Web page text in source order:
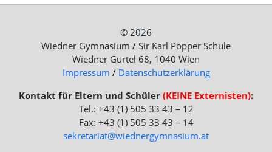
© 2026
Wiedner Gymnasium / Sir Karl Popper Schule
Wiedner Gürtel 68, 1040 Wien
Impressum / Datenschutzerklärung
Kontakt für Eltern und Schüler (KEINE Externisten):
Tel.: +43 (1) 505 33 43 – 12
Fax: +43 (1) 505 33 43 – 14
sekretariat@wiednergymnasium.at